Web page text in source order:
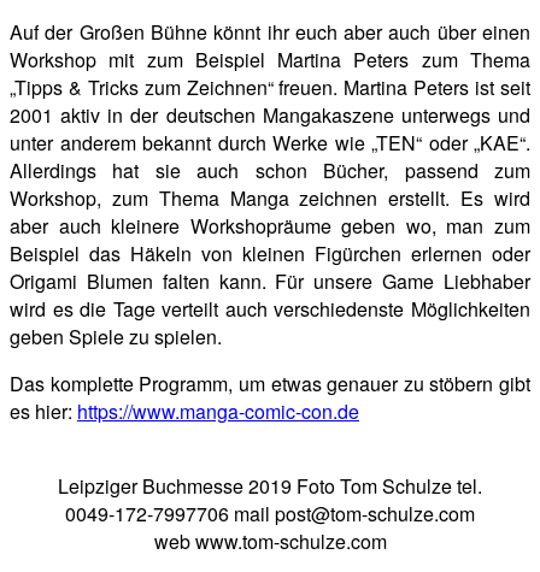
Auf der Großen Bühne könnt ihr euch aber auch über einen
Workshop mit zum Beispiel Martina Peters zum Thema
„Tipps & Tricks zum Zeichnen“ freuen. Martina Peters ist seit
2001 aktiv in der deutschen Mangakaszene unterwegs und
unter anderem bekannt durch Werke wie „TEN“ oder „KAE“.
Allerdings hat sie auch schon Bücher, passend zum
Workshop, zum Thema Manga zeichnen erstellt. Es wird
aber auch kleinere Workshopräume geben wo, man zum
Beispiel das Häkeln von kleinen Figürchen erlernen oder
Origami Blumen falten kann. Für unsere Game Liebhaber
wird es die Tage verteilt auch verschiedenste Möglichkeiten
geben Spiele zu spielen.
Das komplette Programm, um etwas genauer zu stöbern gibt
es hier: https://www.manga-comic-con.de
Leipziger Buchmesse 2019 Foto Tom Schulze tel.
0049-172-7997706 mail post@tom-schulze.com
web www.tom-schulze.com